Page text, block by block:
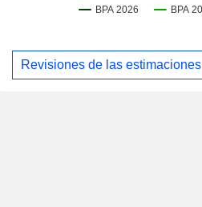
Revisiones de las estimaciones